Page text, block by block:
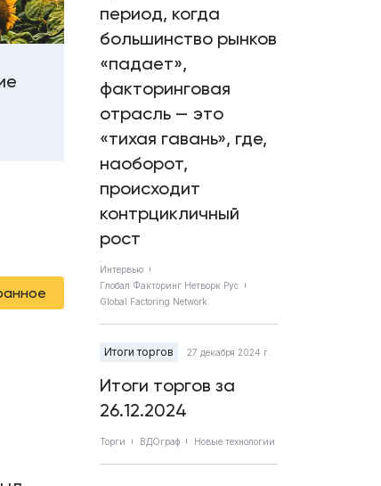
период, когда
большинство рынков
«падает»,
факторинговая
отрасль — это
«тихая гавань», где,
наоборот,
происходит
контрцикличный
рост
Интервью
Глобал Факторинг Нетворк Рус
Global Factoring Network
Итоги торгов 27 декабря 2024 г.
Итоги торгов за
26.12.2024
Торги ВДОграф Новые технологии